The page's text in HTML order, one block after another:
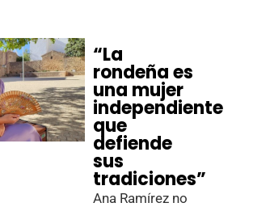
“La
rondeña es
una mujer
independiente
que
defiende
sus
tradiciones”
Ana Ramírez no